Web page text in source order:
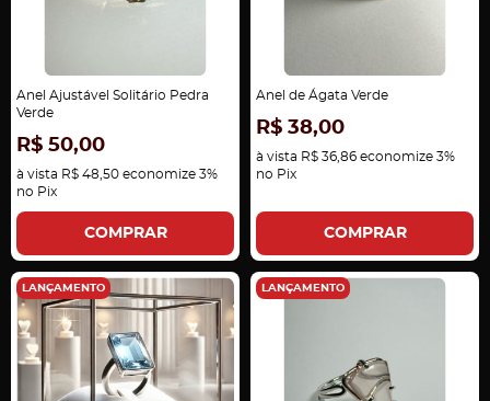
Anel Ajustável Solitário Pedra
Verde
R$ 50,00
à vista R$ 48,50 economize 3%
no Pix
COMPRAR
Anel de Ágata Verde
R$ 38,00
à vista R$ 36,86 economize 3%
no Pix
COMPRAR
LANÇAMENTO LANÇAMENTO